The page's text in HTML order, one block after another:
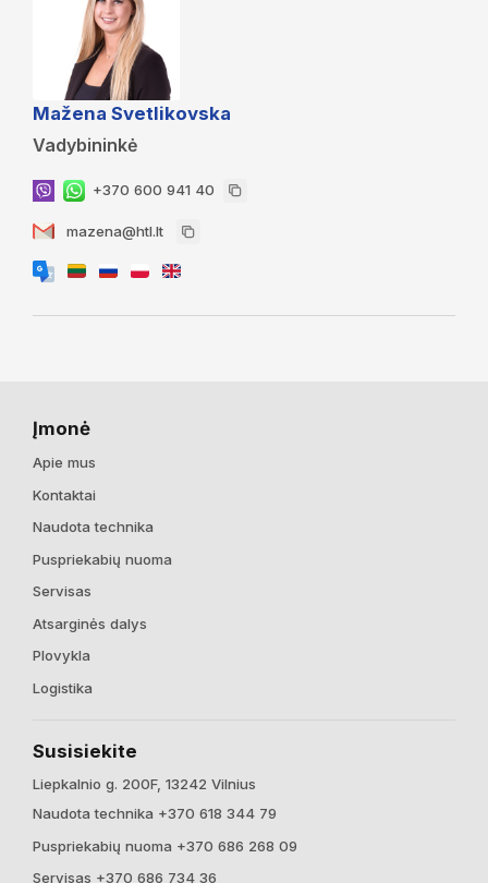
Mažena Svetlikovska
Vadybininkė
+370 600 941 40
mazena@htl.lt
Įmonė
Apie mus
Kontaktai
Naudota technika
Puspriekabių nuoma
Servisas
Atsarginės dalys
Plovykla
Logistika
Susisiekite
Liepkalnio g. 200F, 13242 Vilnius
Naudota technika +370 618 344 79
Puspriekabių nuoma +370 686 268 09
Servisas +370 686 734 36